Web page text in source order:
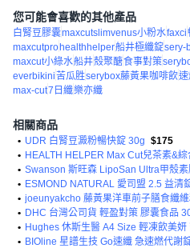
您可能會喜歡的其他產品
白腎豆膠囊maxcutslimvenus小粉水faxci
maxcutprohealthhelper船井極纖錠sery-
maxcut小綠水船井殼聚醣食事對策
everbikini苦瓜胜serybox藤黃果咖啡飲
max-cut7日纖樂亦纖
相關商品
• UDR 白腎豆澱粉暢快錠 30g $175
• HEALTH HELPER Max Cut兒茶素&
• Swanson 斯旺森 LipoSan Ultra甲殼
• ESMOND NATURAL 愛司盟 2.5 益清
• joeunyakcho 藤黃果洋車前子膳食纖
• DHC 台灣公司貨 輕盈對策 膠囊食品
• Hughes 休斯生醫 A4 Size 輕凍飲美妍
• BIOline 星譜生技 Go速纖 急速燃代謝